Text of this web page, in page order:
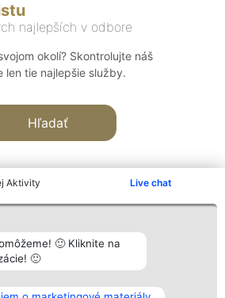
Aktivity Live chat
🙂 Kliknite na
🙂
najlepších v odbore
okolí? Skontrolujte náš
tie najlepšie služby.
Hľadať
Hodnotenie
Laureáti
Lista
Laureatów
Kontakt
Kontakt